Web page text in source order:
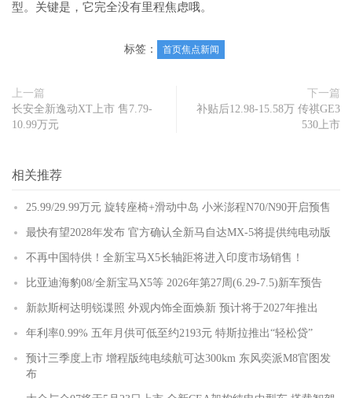
型。关键是，它完全没有里程焦虑哦。
标签： 首页焦点新闻
上一篇
长安全新逸动XT上市 售7.79-
10.99万元
下一篇
补贴后12.98-15.58万 传祺GE3
530上市
相关推荐
25.99/29.99万元 旋转座椅+滑动中岛 小米澎程N70/N90开启预售
最快有望2028年发布 官方确认全新马自达MX-5将提供纯电动版
不再中国特供！全新宝马X5长轴距将进入印度市场销售！
比亚迪海豹08/全新宝马X5等 2026年第27周(6.29-7.5)新车预告
新款斯柯达明锐谍照 外观内饰全面焕新 预计将于2027年推出
年利率0.99% 五年月供可低至约2193元 特斯拉推出“轻松贷”
预计三季度上市 增程版纯电续航可达300km 东风奕派M8官图发
布